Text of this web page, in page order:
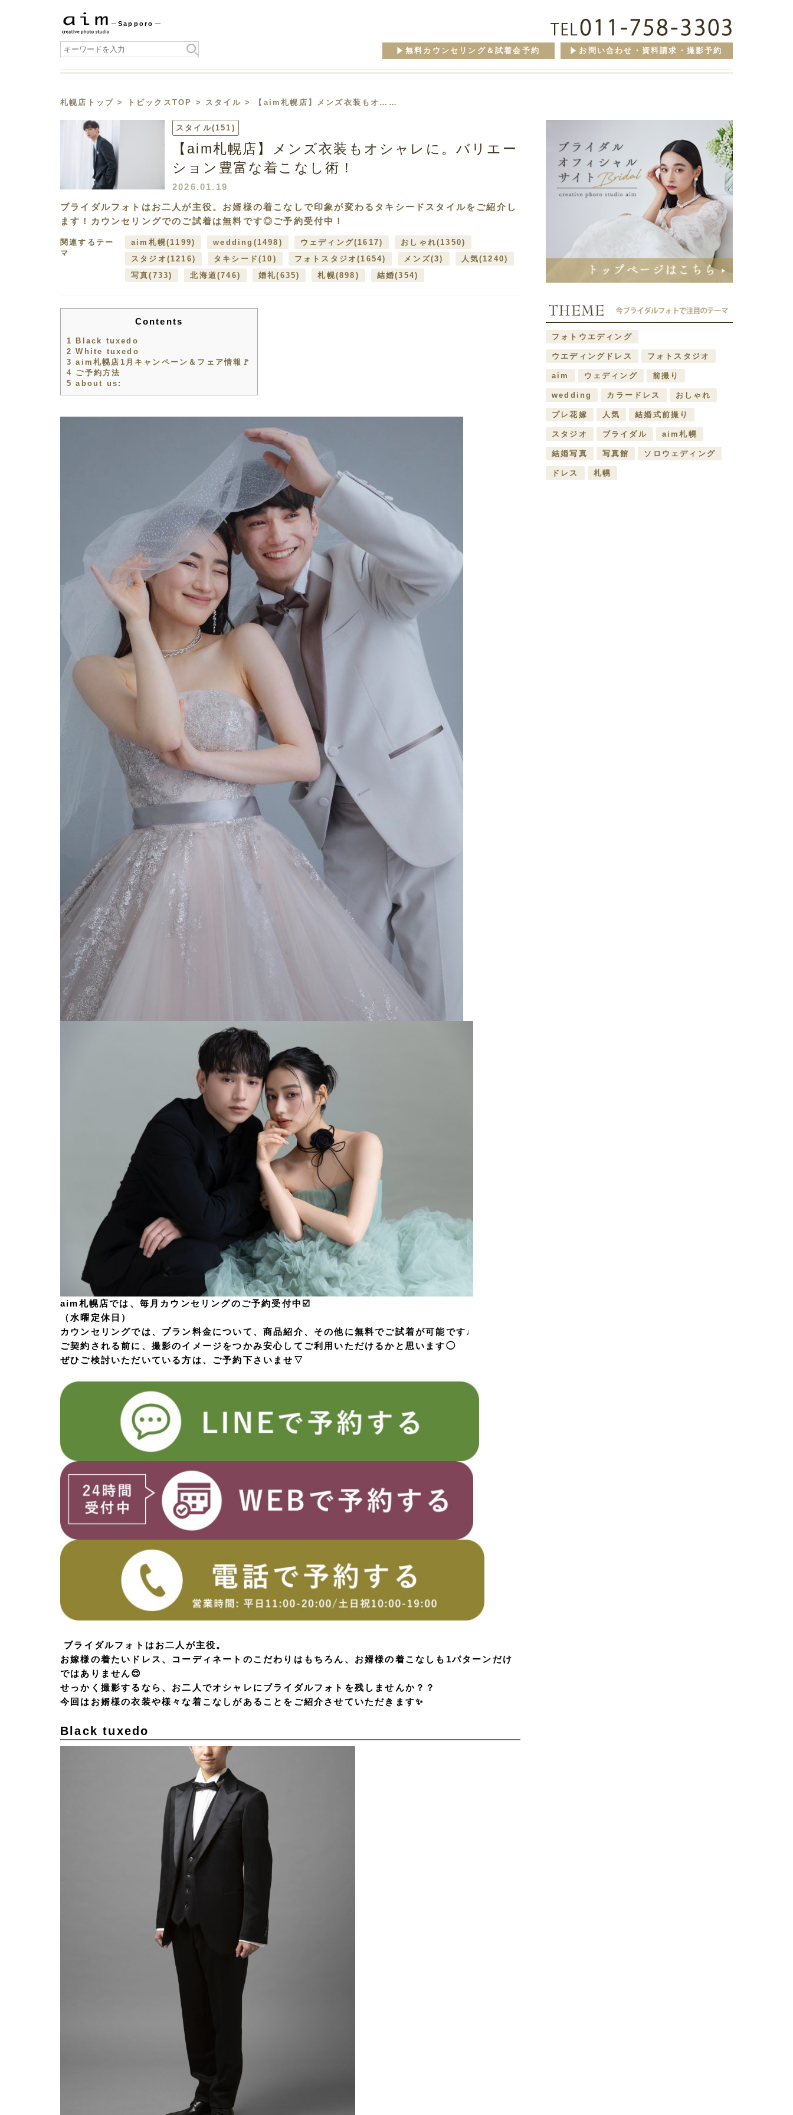
Sapporo
お問い合わせ・資料請求・撮影予約
無料カウンセリング＆試着会予約
札幌店トップ > トピックスTOP > スタイル > 【aim札幌店】メンズ衣装もオ……
スタイル(151)
【aim札幌店】メンズ衣装もオシャレに。バリエー
ション豊富な着こなし術！
2026.01.19
ブライダルフォトはお二人が主役。お婿様の着こなしで印象が変わるタキシードスタイルをご紹介し
ます！カウンセリングでのご試着は無料です◎ご予約受付中！
関連するテー
マ
aim札幌(1199) wedding (1498) ウェディング(1617) おしゃれ(1350)
スタジオ (1216) タキシード(10) フォトスタジオ(1654) メンズ(3) 人気(1240)
写真(733) 北海道(746) 婚礼(635) 札幌(898) 結婚(354)
Contents
1
Black tuxedo
2 White tuxedo
3 aim札幌店1月キャンペーン＆フェア情報🚩
4 ご予約方法
5 about us:
aim札幌店では、毎月カウンセリングのご予約受付中☑️
（水曜定休日）
カウンセリングでは、プラン料金について、商品紹介、その他に無料でご試着が可能です♩
ご契約される前に、撮影のイメージをつかみ安心してご利用いただけるかと思います◯
ぜひご検討いただいている方は、ご予約下さいませ▽
ブライダルフォトはお二人が主役。
お嫁様の着たいドレス、コーディネートのこだわりはもちろん、お婿様の着こなしも1パターンだけ
ではありません😌
せっかく撮影するなら、お二人でオシャレにブライダルフォトを残しませんか？？
今回はお婿様の衣装や様々な着こなしがあることをご紹介させていただきます✨
Black tuxedo
フォトウエディング
ウエディングドレス フォトスタジオ
aim ウェディング 前撮り
wedding カラードレス おしゃれ
プレ花嫁 人気 結婚式前撮り
スタジオ ブライダル aim札幌
結婚写真 写真館 ソロウェディング
ドレス 札幌